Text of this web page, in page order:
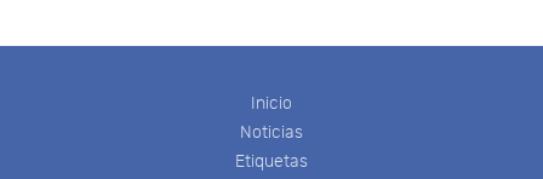
Inicio
Noticias
Etiquetas